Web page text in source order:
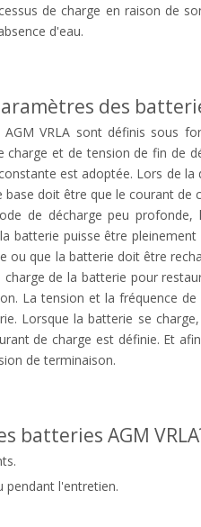
de charge en raison de
d'eau.
des
VRLA sont définis sous
et de tension de fin de
est adoptée. Lors de
doit être que le courant
de décharge peu
batterie puisse être
ou que la batterie doit être
de la batterie pour
La tension et la fréquence
Lorsque la batterie se
de charge est définie. Et
de terminaison.
batteries AGM
pendant l'entretien.